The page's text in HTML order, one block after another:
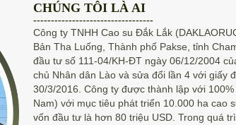
CHÚNG TÔI LÀ AI
----------------------------------
Công ty TNHH Cao su Đắk Lắk
Bản Tha Luống, Thành phố Pakse, tỉnh
đầu tư số 111-04/KH-ĐT ngày 06/12/2004
chủ Nhân dân Lào và sửa đổi lần 4 với giấy
30/3/2016. Công ty được thành lập với
Nam) với mục tiêu phát triển 10.000 ha cao
vốn đầu tư là hơn 80 triệu USD. Trong quá